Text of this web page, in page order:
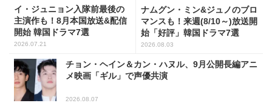
イ・ジュニョン入隊前最後の
主演作も！8月本国放送&配信
開始 韓国ドラマ7選
2026.07.21
ナムグン・ミン&ジュノのブロ
マンスも！来週(8/10～)放送開
始「好評」韓国ドラマ7選
2026.08.03
チョン・ヘイン＆カン・ハヌル、9月公開長編アニ
メ映画「ギル」で声優共演
2026.08.07